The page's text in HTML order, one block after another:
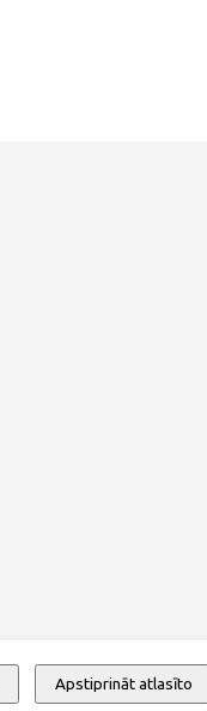
Apstiprināt atlasīto